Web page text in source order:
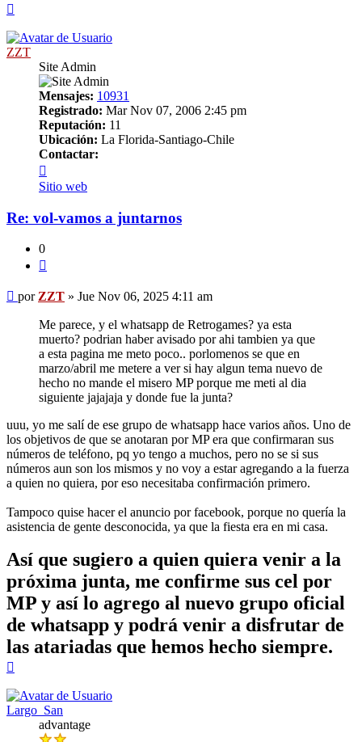
ZZT
Site Admin
Mensajes: 10931
Registrado: Mar Nov 07, 2006 2:45 pm
Reputación: 11
Ubicación: La Florida-Santiago-Chile
Contactar:
ZZT
Sitio web
Re: vol-vamos a juntarnos
0
Mensaje
por ZZT » Jue Nov 06, 2025 4:11 am
Me parece, y el whatsapp de Retrogames? ya esta
muerto? podrian haber avisado por ahi tambien ya que
a esta pagina me meto poco.. porlomenos se que en
marzo/abril me metere a ver si hay algun tema nuevo de
hecho no mande el misero MP porque me meti al dia
siguiente jajajaja y donde fue la junta?
uuu, yo me salí de ese grupo de whatsapp hace varios años. Uno de
los objetivos de que se anotaran por MP era que confirmaran sus
números de teléfono, pq yo tengo a muchos, pero no se si sus
números aun son los mismos y no voy a estar agregando a la fuerza
a quien no quiera, por eso necesitaba confirmación primero.
Tampoco quise hacer el anuncio por facebook, porque no quería la
asistencia de gente desconocida, ya que la fiesta era en mi casa.
Así que sugiero a quien quiera venir a la
próxima junta, me confirme sus cel por
MP y así lo agrego al nuevo grupo oficial
de whatsapp y podrá venir a disfrutar de
las atariadas que hemos hecho siempre.
Largo_San
advantage